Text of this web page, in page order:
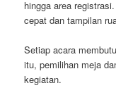
hingga area
cepat dan tampilan
Setiap acara
itu, pemilihan meja
kegiatan.